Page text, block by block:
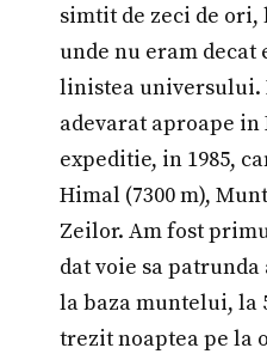
simtit de zeci de
unde nu eram decat
linistea universului.
adevarat aproape
expeditie, in 1985,
Himal (7300 m),
Zeilor. Am fost
dat voie sa
la baza muntelui, la
trezit noaptea pe la